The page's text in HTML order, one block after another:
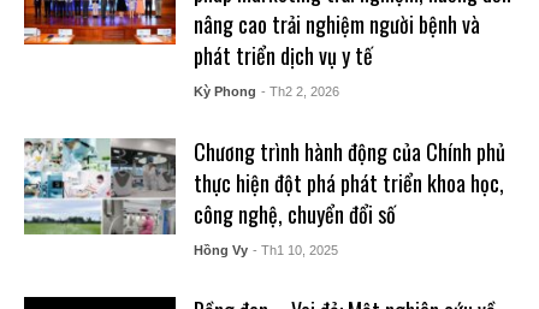
nâng cao trải nghiệm người bệnh và
phát triển dịch vụ y tế
Kỳ Phong - Th2 2, 2026
Chương trình hành động của Chính phủ
thực hiện đột phá phát triển khoa học,
công nghệ, chuyển đổi số
Hồng Vy - Th1 10, 2025